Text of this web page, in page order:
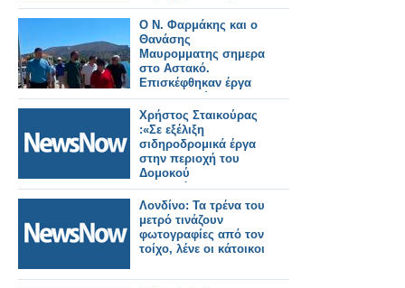
Ο Ν. Φαρμάκης και ο
Θανάσης
Μαυρομματης σημερα
στο Αστακό.
Επισκέφθηκαν έργα
που εκτελούνται στην
περιοχή και
συναντήθηκαν με
φορείς και πολίτες
(φωτο-βιντεο)
Χρήστος Σταικούρας
:«Σε εξέλιξη
σιδηροδρομικά έργα
στην περιοχή του
Δομοκού
αποκατάστασης
Daniel 188 εκατ. ευρώ.
Λονδίνο: Τα τρένα του
μετρό τινάζουν
φωτογραφίες από τον
τοίχο, λένε οι κάτοικοι